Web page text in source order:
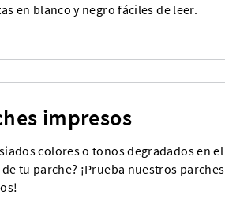
en blanco y negro fáciles de leer.
impresos
colores o tonos degradados en el
tu parche? ¡Prueba nuestros parches